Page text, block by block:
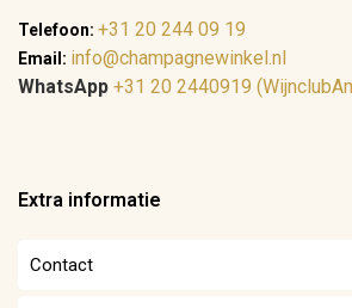
Telefoon: +31 20 244 09 19
Email: info@champagnewinkel.nl
WhatsApp +31 20 2440919
Extra informatie
Contact